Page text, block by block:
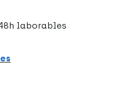
laborables